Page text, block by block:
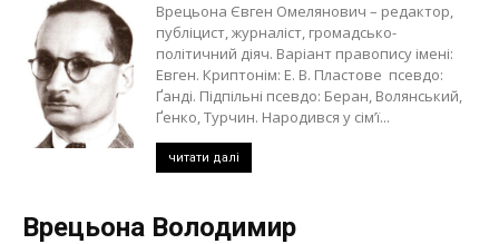
Врецьона Євген Омелянович – редактор,
публіцист, журналіст, громадсько-
політичний діяч. Варіант правопису імені:
Евген. Криптонім: Е. В. Пластове псевдо:
Ґанді. Підпільні псевдо: Беран, Волянський,
Ґенко, Турчин. Народився у сім’ї...
читати далі
Врецьона Володимир